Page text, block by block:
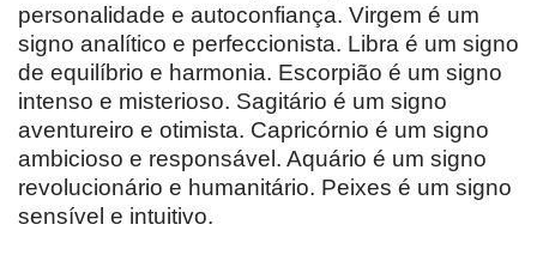
personalidade e autoconfiança. Virgem é um
signo analítico e perfeccionista. Libra é um signo
de equilíbrio e harmonia. Escorpião é um signo
intenso e misterioso. Sagitário é um signo
aventureiro e otimista. Capricórnio é um signo
ambicioso e responsável. Aquário é um signo
revolucionário e humanitário. Peixes é um signo
sensível e intuitivo.